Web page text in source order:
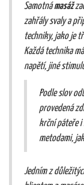
Samotnámasáž
zahřály svaly a
techniky, jako je
Každá technika
napětí, jiné
Podle slov
provedená
krční páteře i
metodami,
Jedním z